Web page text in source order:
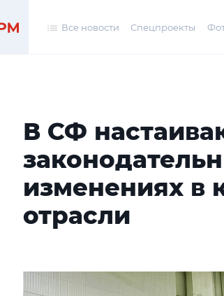
Все новости Спецпроекты
В СФ
изменениях в
отрасли